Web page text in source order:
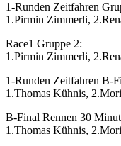
1-Runden Zeitfahren
1.Pirmin Zimmerli,
Race1 Gruppe 2:
1.Pirmin Zimmerli,
1-Runden Zeitfahren B-
1.Thomas Kühnis,
B-Final Rennen 30
1.Thomas Kühnis,